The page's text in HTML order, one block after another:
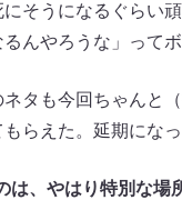
うになるぐらい
んやろうな」ってボ
タも今回ちゃんと
らえた。延期にな
、やはり特別な場